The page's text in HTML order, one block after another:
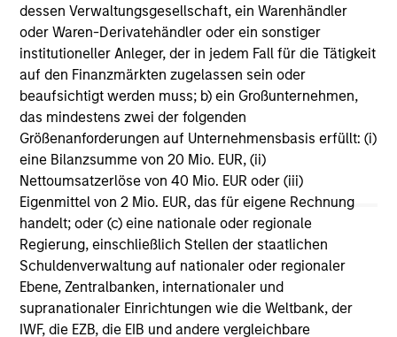
dessen Verwaltungsgesellschaft, ein Warenhändler
oder Waren-Derivatehändler oder ein sonstiger
institutioneller Anleger, der in jedem Fall für die Tätigkeit
auf den Finanzmärkten zugelassen sein oder
beaufsichtigt werden muss; b) ein Großunternehmen,
das mindestens zwei der folgenden
Größenanforderungen auf Unternehmensbasis erfüllt: (i)
eine Bilanzsumme von 20 Mio. EUR, (ii)
Nettoumsatzerlöse von 40 Mio. EUR oder (iii)
Eigenmittel von 2 Mio. EUR, das für eigene Rechnung
handelt; oder (c) eine nationale oder regionale
Regierung, einschließlich Stellen der staatlichen
Schuldenverwaltung auf nationaler oder regionaler
Ebene, Zentralbanken, internationaler und
supranationaler Einrichtungen wie die Weltbank, der
IWF, die EZB, die EIB und andere vergleichbare
DasMorningstar Rating™(Sterne-Rating) für Fonds wird
für Vermögensverwaltungsprodukte (wie Investmentfonds,
Variable-Annuity- und Variable-Life-Unterkonten (variable
Renten- und Lebensversicherung), börsennotierte Fonds,
geschlossene Fonds und separate Konten) berechnet, die
seit mindestens drei Jahren existieren. Börsennotierte
Fonds und offene Investmentfonds werden zu
Vergleichszwecken zu einer Kategorie zusammengefasst.
Das Rating wird anhand der Morningstar Risk-Adjusted
Return (MRAR) berechnet, eine Kennzahl, die die
Schwankungen der monatlichen Überschussrendite eines
verwalteten Produkts berücksichtigt. Dabei wird
besonderes Gewicht auf die negativen
Performanceschwankungen und eine beständige
Wertentwicklung gelegt. Die besten 10% der Produkte in
jeder Kategorie erhalten 5 Sterne, die nächsten 22,5% 4
Sterne, die nächsten 35% 3 Sterne, die nächsten 22,5% 2
Sterne und die unteren 10% 1 Stern. Das Morningstar-
Gesamtrating für ein verwaltetes Produkt ergibt sich aus